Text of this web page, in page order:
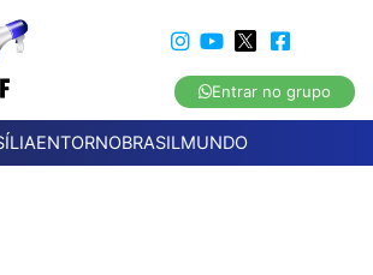
Entrar no grupo
ENTORNOBRASILMUNDO